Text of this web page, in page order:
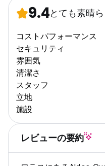
9.4とても素晴
コストパフォーマンス
セキュリティ
雰囲気
清潔さ
スタッフ
立地
施設
レビューの要約